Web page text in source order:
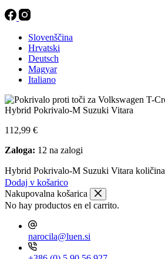
Slovenščina
Hrvatski
Deutsch
Magyar
Italiano
Hybrid Pokrivalo-M Suzuki Vitara
112,99 €
Zaloga: 12 na zalogi
Hybrid Pokrivalo-M Suzuki Vitara količina
Dodaj v košarico
Nakupovalna košarica
No hay productos en el carrito.
narocila@luen.si